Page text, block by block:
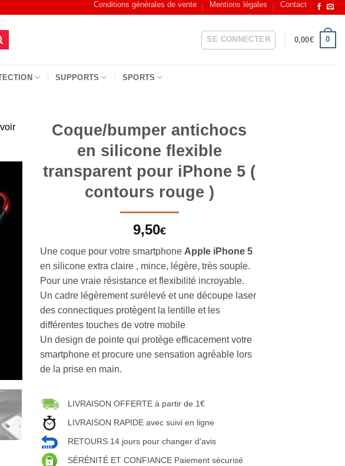
Conditions générales de vente Mentions légales Contact
SE CONNECTER 0,00€ 0
SUPPORTS SPORTS
Coque/bumper antichocs
en silicone flexible
transparent pour iPhone 5 (
contours rouge )
9,50€
Une coque pour votre smartphone Apple iPhone 5
en silicone extra claire , mince, légère, très souple.
Pour une vraie résistance et flexibilité incroyable.
Un cadre légèrement surélevé et une découpe laser
des connectiques protègent la lentille et les
différentes touches de votre mobile
Un design de pointe qui protège efficacement votre
smartphone et procure une sensation agréable lors
de la prise en main.
LIVRAISON OFFERTE à partir de 1€
LIVRAISON RAPIDE avec suivi en ligne
RETOURS 14 jours pour changer d’avis
SÉRÉNITÉ ET CONFIANCE Paiement sécurisé